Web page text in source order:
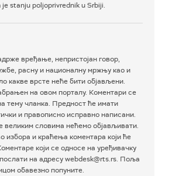
je stanju poljoprivrednik u Srbiji.
вређање, непристојан говор,
расну и националну мржњу као и
какве врсте неће бити објављени.
на овом порталу. Коментари се
тему чланка. Предност ће имати
и правописно исправно написани.
великим словима нећемо објављивати.
избора и краћења коментара који ће
који се односе на уређивачку
на адресу webdesk@rts.rs. Поља
обавезно попуните.